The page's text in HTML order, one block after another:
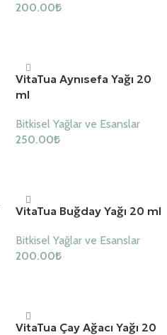
200.00₺
VitaTua Aynısefa Yağı 20
ml
Bitkisel Yağlar ve Esanslar
250.00₺
VitaTua Buğday Yağı 20 ml
Bitkisel Yağlar ve Esanslar
200.00₺
VitaTua Çay Ağacı Yağı 20